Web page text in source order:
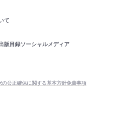
て
版目録ソーシャルメディア
の公正確保に関する基本方針免責事項